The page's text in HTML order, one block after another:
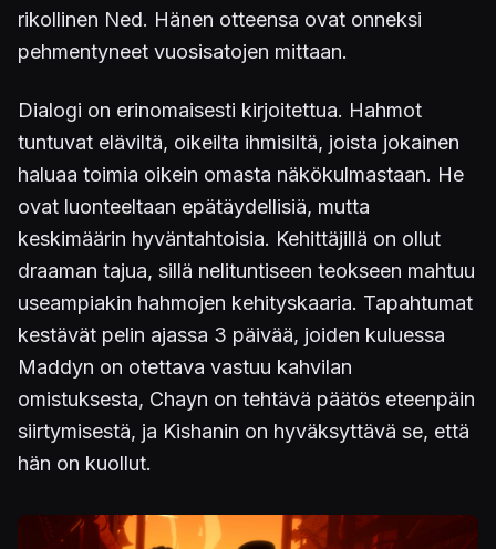
rikollinen Ned. Hänen otteensa ovat onneksi
pehmentyneet vuosisatojen mittaan.
Dialogi on erinomaisesti kirjoitettua. Hahmot
tuntuvat eläviltä, oikeilta ihmisiltä, joista jokainen
haluaa toimia oikein omasta näkökulmastaan. He
ovat luonteeltaan epätäydellisiä, mutta
keskimäärin hyväntahtoisia. Kehittäjillä on ollut
draaman tajua, sillä nelituntiseen teokseen mahtuu
useampiakin hahmojen kehityskaaria. Tapahtumat
kestävät pelin ajassa 3 päivää, joiden kuluessa
Maddyn on otettava vastuu kahvilan
omistuksesta, Chayn on tehtävä päätös eteenpäin
siirtymisestä, ja Kishanin on hyväksyttävä se, että
hän on kuollut.